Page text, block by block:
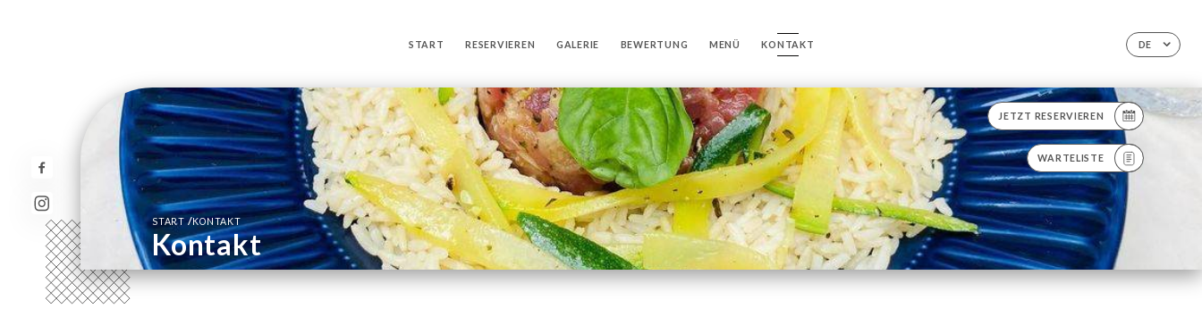
DE
START RESERVIEREN GALERIE BEWERTUNG MENÜ KONTAKT
JETZT RESERVIEREN
WARTELISTE
START/KONTAKT
Kontakt